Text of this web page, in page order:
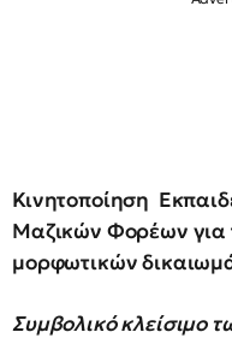
Κινητοποίηση
Μαζικών Φορέων για
μορφωτικών
Συμβολικό κλείσιμο